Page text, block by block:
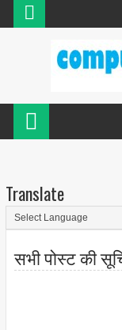
Translate
सभी पोस्ट की